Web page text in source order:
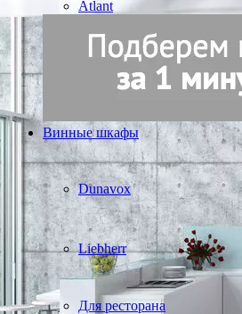
Atlant
Винные шкафы
Dunavox
Liebherr
Для ресторана